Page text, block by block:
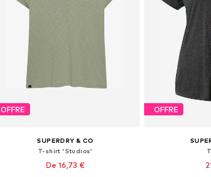
OFFRE
SUPERDRY & CO
T-shirt 'Studios'
De 16,73 €
OFFRE